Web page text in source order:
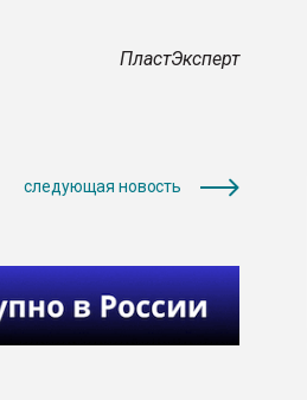
ПластЭксперт
следующая новость